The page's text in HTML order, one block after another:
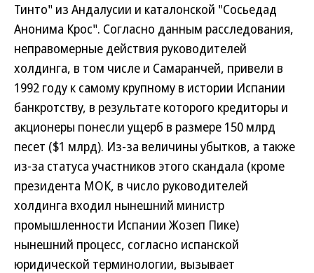
Тинто" из Андалусии и каталонской "Сосьедад
Анонима Крос". Согласно данным расследования,
неправомерные действия руководителей
холдинга, в том числе и Самаранчей, привели в
1992 году к самому крупному в истории Испании
банкротству, в результате которого кредиторы и
акционеры понесли ущерб в размере 150 млрд
песет ($1 млрд). Из-за величины убытков, а также
из-за статуса участников этого скандала (кроме
президента МОК, в число руководителей
холдинга входил нынешний министр
промышленности Испании Жозеп Пике)
нынешний процесс, согласно испанской
юридической терминологии, вызывает